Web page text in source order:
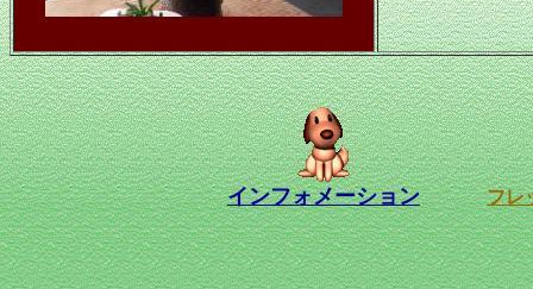
インフォメーション フレ